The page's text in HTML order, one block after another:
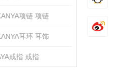
项链 项链
耳环 耳饰
戒指 戒指